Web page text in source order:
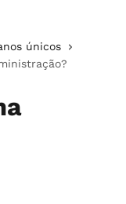
únicos